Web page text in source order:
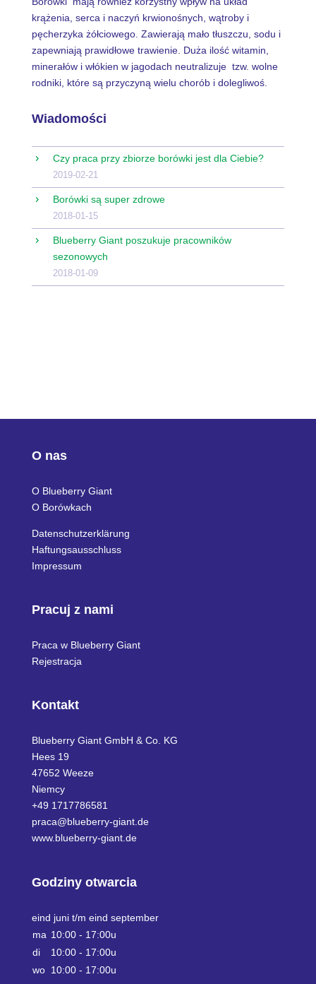
krążenia, serca i naczyń krwionośnych, wątroby i
pęcherzyka żółciowego. Zawierają mało tłuszczu, sodu i
zapewniają prawidłowe trawienie. Duża ilość witamin,
minerałów i włókien w jagodach neutralizuje tzw. wolne
rodniki, które są przyczyną wielu chorób i dolegliwoś.
Wiadomości
Czy praca przy zbiorze borówki jest dla Ciebie?
2019-02-21
Borówki są super zdrowe
2018-01-15
Blueberry Giant poszukuje pracowników
sezonowych
2018-01-09
O nas
O Blueberry Giant
O Borówkach
Datenschutzerklärung
Haftungsausschluss
Impressum
Pracuj z nami
Praca w Blueberry Giant
Rejestracja
Kontakt
Blueberry Giant GmbH & Co. KG
Hees 19
47652 Weeze
Niemcy
+49 1717786581
praca@blueberry-giant.de
www.blueberry-giant.de
Godziny otwarcia
eind juni t/m eind september
ma 10:00 - 17:00u
di
10:00 - 17:00u
wo 10:00 - 17:00u